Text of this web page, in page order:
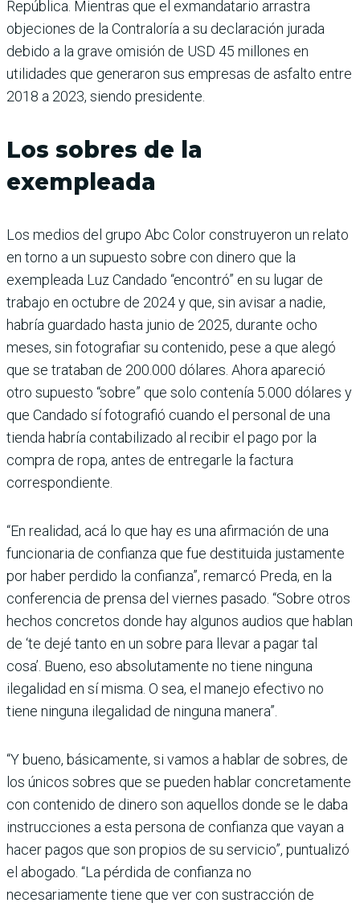
República. Mientras que el exmandatario arrastra
objeciones de la Contraloría a su declaración jurada
debido a la grave omisión de USD 45 millones en
utilidades que generaron sus empresas de asfalto entre
2018 a 2023, siendo presidente.
Los sobres de la
exempleada
Los medios del grupo Abc Color construyeron un relato
en torno a un supuesto sobre con dinero que la
exempleada Luz Candado “encontró” en su lugar de
trabajo en octubre de 2024 y que, sin avisar a nadie,
habría guardado hasta junio de 2025, durante ocho
meses, sin fotografiar su contenido, pese a que alegó
que se trataban de 200.000 dólares. Ahora apareció
otro supuesto “sobre” que solo contenía 5.000 dólares y
que Candado sí fotografió cuando el personal de una
tienda habría contabilizado al recibir el pago por la
compra de ropa, antes de entregarle la factura
correspondiente.
“En realidad, acá lo que hay es una afirmación de una
funcionaria de confianza que fue destituida justamente
por haber perdido la confianza”, remarcó Preda, en la
conferencia de prensa del viernes pasado. “Sobre otros
hechos concretos donde hay algunos audios que hablan
de ‘te dejé tanto en un sobre para llevar a pagar tal
cosa’. Bueno, eso absolutamente no tiene ninguna
ilegalidad en sí misma. O sea, el manejo efectivo no
tiene ninguna ilegalidad de ninguna manera”.
“Y bueno, básicamente, si vamos a hablar de sobres, de
los únicos sobres que se pueden hablar concretamente
con contenido de dinero son aquellos donde se le daba
instrucciones a esta persona de confianza que vayan a
hacer pagos que son propios de su servicio”, puntualizó
el abogado. “La pérdida de confianza no
necesariamente tiene que ver con sustracción de